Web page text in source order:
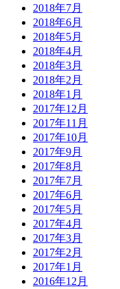
2018年7月
2018年6月
2018年5月
2018年4月
2018年3月
2018年2月
2018年1月
2017年12月
2017年11月
2017年10月
2017年9月
2017年8月
2017年7月
2017年6月
2017年5月
2017年4月
2017年3月
2017年2月
2017年1月
2016年12月